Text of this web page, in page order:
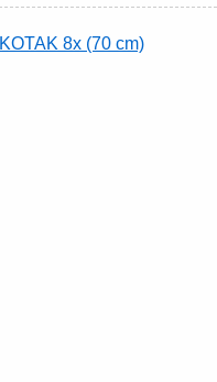
KOTAK 8x (70 cm)